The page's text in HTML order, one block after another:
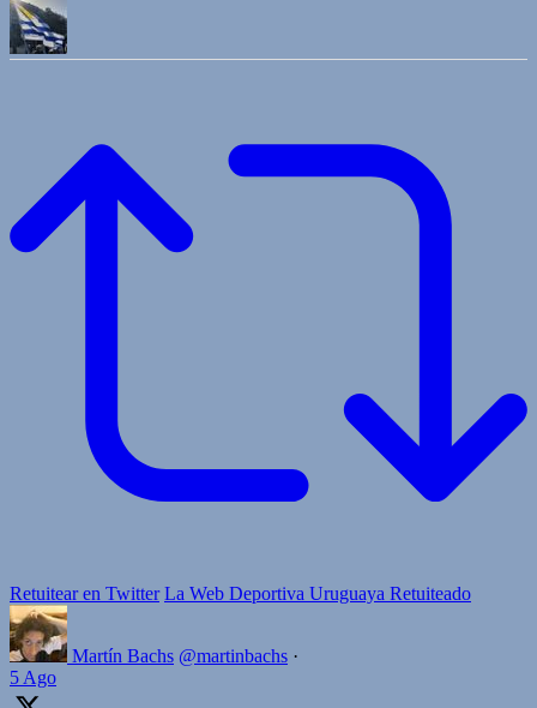
Retuitear en Twitter La Web Deportiva Uruguaya Retuiteado
Martín Bachs @martinbachs ·
5 Ago